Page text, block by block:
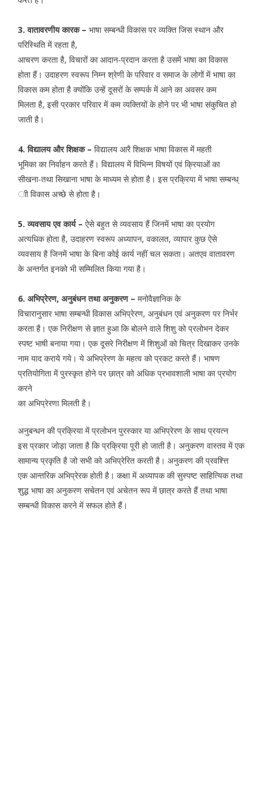
3. वातावरणीय कारक – भाषा सम्बन्धी विकास पर व्यक्ति जिस स्थान और
परिस्थिति में रहता है,
आचरण करता है, विचारों का आदान-प्रदान करता है उसमें भाषा का विकास
होता हैं। उदाहरण स्वरूप निम्न श्रेणी के परिवार व समाज के लोगों में भाषा का
विकास कम होता है क्योंकि उन्हें दूसरों के सम्पर्क में आने का अवसर कम
मिलता है, इसी प्रकार परिवार में कम व्यक्तियों के होने पर भी भाषा संकुचित हो
जाती है।
4. विद्यालय और शिक्षक – विद्यालय आरै शिक्षक भाषा विकास में महती
भूमिका का निर्वाहन करते हैं। विद्यालय में विभिन्न विषयों एवं क्रियाओं का
सीखना-तथा सिखाना भाषा के माध्यम से होता है। इस प्रक्रिया में भाषा सम्बन्ध्
ाी विकास अच्छे से होता है।
5. व्यवसाय एव कार्य – ऐसे बहुत से व्यवसाय हैं जिनमें भाषा का प्रयोग
अत्यधिक होता है, उदाहरण स्वरूप अध्यापन, वकालत, व्यापार कुछ ऐसे
व्यवसाय है जिनमें भाषा के बिना कोई कार्य नहीं चल सकता। अतएव वातावरण
के अन्तर्गत इनको भी सम्मिलित किया गया है।
6. अभिप्रेरण, अनुबंधन तथा अनुकरण – मनोवैज्ञानिक के
विचारानुसार भाषा सम्बन्धी विकास अभिप्रेरण, अनुबंधन एवं अनुकरण पर निर्भर
करता है। एक निरीक्षण से ज्ञात हुआ कि बोलने वाले शिशु को प्रलोभन देकर
स्पष्ट भाषी बनाया गया। एक दूसरे निरीक्षण में शिशुओं को चित्र दिखाकर उनके
नाम याद कराये गये। ये अभिप्रेरण के महत्व को प्रकट करते हैं। भाषण
प्रतियोगिता में पुरस्कृत होने पर छात्र को अधिक प्रभावशाली भाषा का प्रयोग
करने
का अभिप्रेरणा मिलती है।
अनुबन्धन की प्रक्रिया में प्रलोभन पुरस्कार या अभिप्रेरण के साथ प्रयत्न
इस प्रकार जोड़ा जाता है कि प्रक्रिया पूरी हो जाती है। अनुकरण वास्तव में एक
सामान्य प्रकृति है जो सभी को अभिप्रेरित करती है। अनुकरण की प्रवश्त्ति
एक आन्तरिक अभिप्रेरक होती है। कक्षा में अध्यापक की सुस्पष्ट साहित्यिक तथा
शुद्ध भाषा का अनुकरण सचेतन एवं अचेतन रूप में छात्र करते हैं तथा भाषा
सम्बन्धी विकास करने में सफल होते हैं।